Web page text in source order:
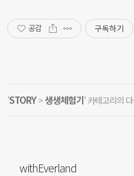
공감 구독하기
'STORY>생생체험기' 카테고리의
withEverland